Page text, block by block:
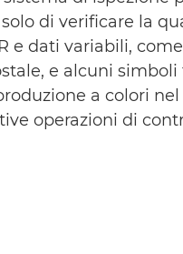
di verificare la
e dati variabili,
e alcuni simboli
a colori
operazioni di